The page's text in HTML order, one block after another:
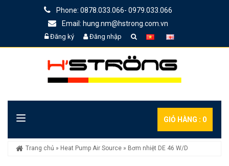
Phone: 0878.033.066- 0979.033.066
Email: hung.nm@hstrong.com.vn
Đăng ký Đăng nhập
GIỎ HÀNG : 0
Trang chủ » Heat Pump Air Source » Bơm nhiệt DE 46 W/D